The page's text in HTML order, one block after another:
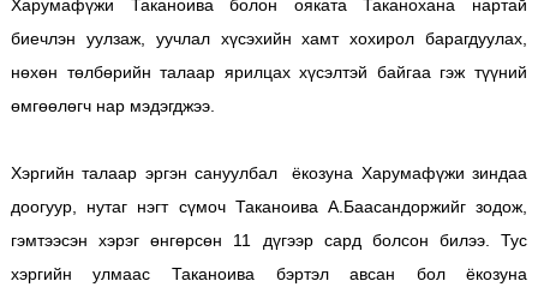
Харумафүжи Таканоива болон ояката Таканохана нартай
биечлэн уулзаж, уучлал хүсэхийн хамт хохирол барагдуулах,
нөхөн төлбөрийн талаар ярилцах хүсэлтэй байгаа гэж түүний
өмгөөлөгч нар мэдэгджээ.
Хэргийн талаар эргэн сануулбал ёкозуна Харумафүжи зиндаа
доогуур, нутаг нэгт сүмоч Таканоива А.Баасандоржийг зодож,
гэмтээсэн хэрэг өнгөрсөн 11 дүгээр сард болсон билээ. Тус
хэргийн улмаас Таканоива бэртэл авсан бол ёкозуна